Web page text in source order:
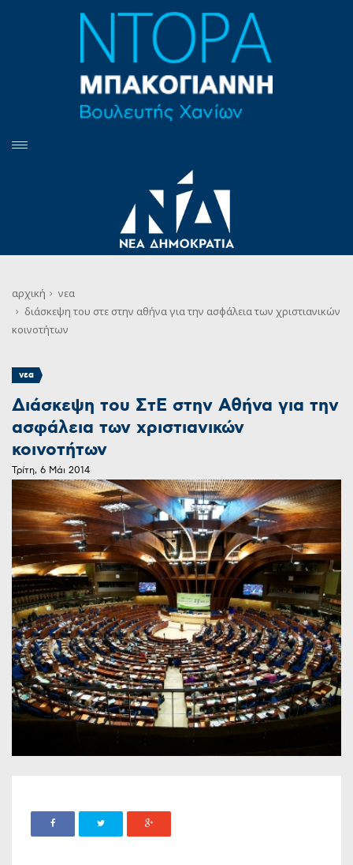
αρχική
νεα
διάσκεψη του στε στην αθήνα για την ασφάλεια των χριστιανικών
κοινοτήτων
νεα
Διάσκεψη του ΣτΕ στην Αθήνα για την
ασφάλεια των χριστιανικών
κοινοτήτων
Τρίτη, 6 Μάι 2014